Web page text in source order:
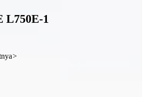
L750E-1
>